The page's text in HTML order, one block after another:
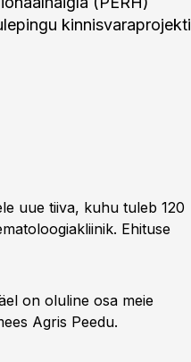
kinnisvaraprojekti
uue tiiva, kuhu tuleb 120
Ehituse
on oluline osa meie
Agris Peedu.